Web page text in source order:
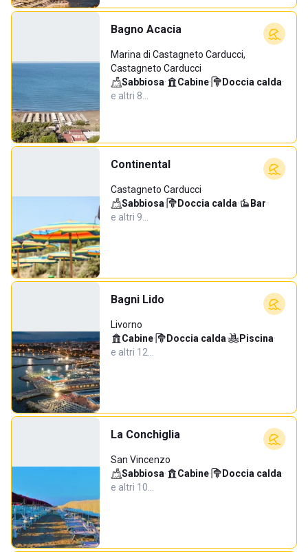
Bagno Acacia
Marina di Castagneto Carducci,
Castagneto Carducci
Sabbiosa· Cabine· Doccia calda·
e altri 8…
Continental
Castagneto Carducci
Sabbiosa· Doccia calda· Bar·
e altri 9…
Bagni Lido
Livorno
Cabine· Doccia calda· Piscina·
e altri 12…
La Conchiglia
San Vincenzo
Sabbiosa· Cabine· Doccia calda·
e altri 10…